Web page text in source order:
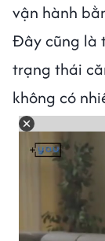
vận hành
Đây cũng là
trạng thái
không có